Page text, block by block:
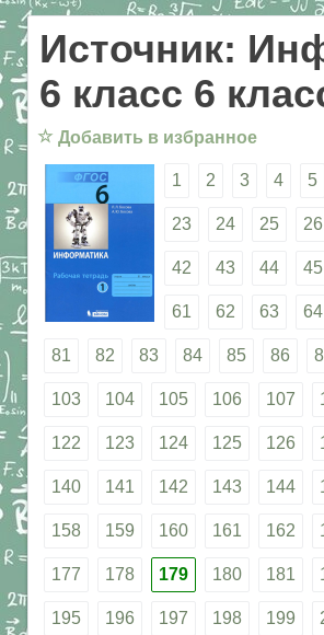
Источник:
6 класс 6
☆ Добавить в избранное
1 2 3 4 5
23 24 25 26
42 43 44 45
61 62 63 64
81 82 83 84 85 86
103 104 105 106 107
122 123 124 125 126
140 141 142 143 144
158 159 160 161 162
177 178 179 180 181
195 196 197 198 199